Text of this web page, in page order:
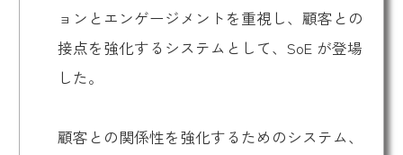
ョンとエンゲージメントを重視し、顧客との
接点を強化するシステムとして、 SoEが登場
した。
顧客との関係性を強化するためのシステム、